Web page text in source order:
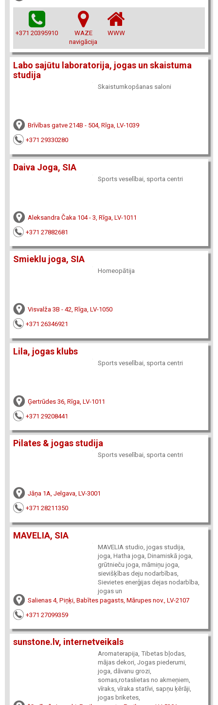
+371 20395910
WAZE
navigācija
WWW
Labo sajūtu laboratorija, jogas un skaistuma
studija
Skaistumkopšanas saloni
Brīvības gatve 214B - 504, Rīga, LV-1039
+371 29330280
Daiva Joga, SIA
Sports veselībai, sporta centri
Aleksandra Čaka 104 - 3, Rīga, LV-1011
+371 27882681
Smieklu joga, SIA
Homeopātija
Visvalža 3B - 42, Rīga, LV-1050
+371 26346921
Lila, jogas klubs
Sports veselībai, sporta centri
Ģertrūdes 36, Rīga, LV-1011
+371 29208441
Pilates & jogas studija
Sports veselībai, sporta centri
Jāņa 1A, Jelgava, LV-3001
+371 28211350
MAVELIA, SIA
MAVELIA studio, jogas studija,
joga, Hatha joga, Dinamiskā joga,
grūtnieču joga, māmiņu joga,
sievišķības deju nodarbības,
Sievietes enerģijas dejas nodarbība,
jogas un
Salienas 4, Piņķi, Babītes pagasts, Mārupes nov., LV-2107
+371 27099359
sunstone.lv, internetveikals
Aromaterapija, Tibetas bļodas,
mājas dekori, Jogas piederumi,
joga, dāvanu grozi,
somas,rotaslietas no akmeņiem,
vīraks, vīraka statīvi, sapņu ķērāji,
jogas briketes,